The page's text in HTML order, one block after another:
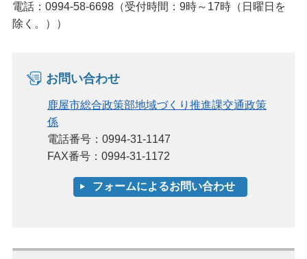
電話：0994-58-6698（受付時間：9時～17時（日曜日を
除く。））
お問い合わせ
鹿屋市総合政策部地域づくり推進課交通政策
係
電話番号：0994-31-1147
FAX番号：0994-31-1172